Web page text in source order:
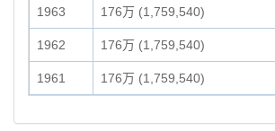
1963 176万 (1,759,540)
1962 176万 (1,759,540)
1961 176万 (1,759,540)